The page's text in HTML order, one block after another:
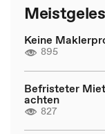
Keine
895
Befristeter
achten
827